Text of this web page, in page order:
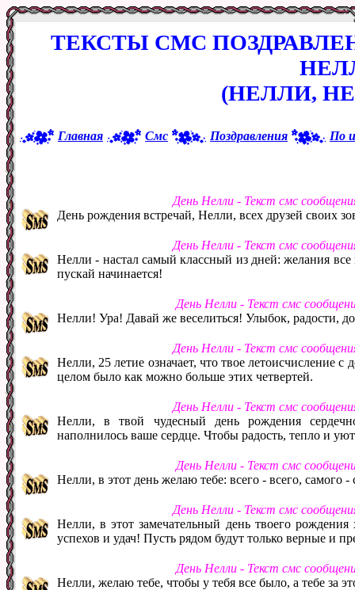
ТЕКСТЫ СМС
(НЕЛЛИ,
Главная Смс Поздравления По
День Нелли - Текст смс
День рождения встречай, Нелли, всех друзей своих
День Нелли - Текст смс
Нелли - настал самый классный из дней: желания
пускай начинается!
День Нелли - Текст смс
Нелли! Ура! Давай же веселиться! Улыбок, радости,
День Нелли - Текст смс
Нелли, 25 летие означает, что твое летоисчисление
целом было как можно больше этих четвертей.
День Нелли - Текст смс
Нелли, в твой чудесный день рождения
наполнилось ваше сердце. Чтобы радость, тепло и
День Нелли - Текст смс
Нелли, в этот день желаю тебе: всего - всего, самого
День Нелли - Текст смс
Нелли, в этот замечательный день твоего
успехов и удач! Пусть рядом будут только верные и
День Нелли - Текст смс
Нелли, желаю тебе, чтобы у тебя все было, а тебе за